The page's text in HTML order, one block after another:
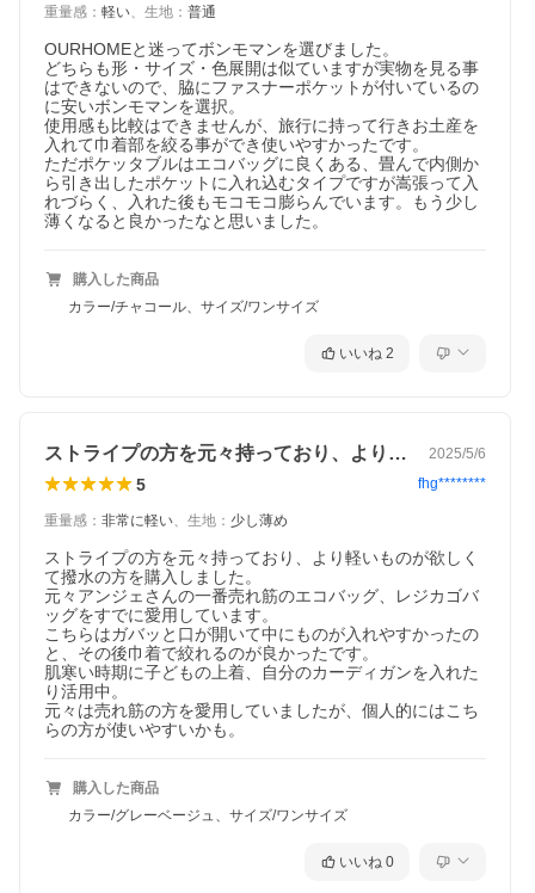
重量感 ： 軽い、 生地 ： 普通
OURHOMEと迷ってボンモマンを選びました。
どちらも形・サイズ・色展開は似ていますが実物を見る事
はできないので、脇にファスナーポケットが付いているの
に安いボンモマンを選択。
使用感も比較はできませんが、旅行に持って行きお土産を
入れて巾着部を絞る事ができ使いやすかったです。
ただポケッタブルはエコバッグに良くある、畳んで内側か
ら引き出したポケットに入れ込むタイプですが嵩張って入
れづらく、入れた後もモコモコ膨らんでいます。もう少し
薄くなると良かったなと思いました。
購入した商品
カラー/チャコール、サイズ/ワンサイズ
いいね 2
ストライプの方を元々持っており、より軽… 2025/5/6
5 fhg********
重量感 ： 非常に軽い、 生地 ： 少し薄め
ストライプの方を元々持っており、より軽いものが欲しく
て撥水の方を購入しました。
元々アンジェさんの一番売れ筋のエコバッグ、レジカゴバ
ッグをすでに愛用しています。
こちらはガバッと口が開いて中にものが入れやすかったの
と、その後巾着で絞れるのが良かったです。
肌寒い時期に子どもの上着、自分のカーディガンを入れた
り活用中。
元々は売れ筋の方を愛用していましたが、個人的にはこち
らの方が使いやすいかも。
購入した商品
カラー/グレーベージュ、サイズ/ワンサイズ
いいね 0